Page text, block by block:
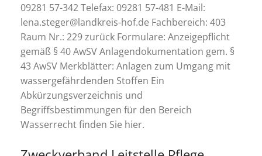
09281 57-342 Telefax: 09281 57-481 E-Mail:
lena.steger@landkreis-hof.de Fachbereich: 403
Raum Nr.: 229 zurück Formulare: Anzeigepflicht
gemäß § 40 AwSV Anlagendokumentation gem. §
43 AwSV Merkblätter: Anlagen zum Umgang mit
wassergefährdenden Stoffen Ein
Abkürzungsverzeichnis und
Begriffsbestimmungen für den Bereich
Wasserrecht finden Sie hier.